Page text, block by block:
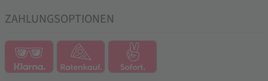
ZAHLUNGSOPTIONEN